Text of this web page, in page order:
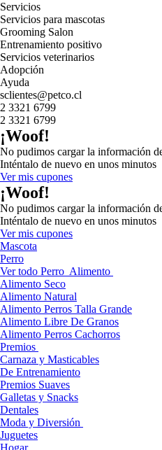
Servicios
Servicios para mascotas
Grooming Salon
Entrenamiento positivo
Servicios veterinarios
Adopción
Ayuda
sclientes@petco.cl
2 3321 6799
2 3321 6799
¡Woof!
No pudimos cargar la información
Inténtalo de nuevo en unos minutos
Ver mis cupones
¡Woof!
No pudimos cargar la información
Inténtalo de nuevo en unos minutos
Ver mis cupones
Mascota
Perro
Ver todo Perro Alimento
Alimento Seco
Alimento Natural
Alimento Perros Talla Grande
Alimento Libre De Granos
Alimento Perros Cachorros
Premios
Carnaza y Masticables
De Entrenamiento
Premios Suaves
Galletas y Snacks
Dentales
Moda y Diversión
Juguetes
Hogar